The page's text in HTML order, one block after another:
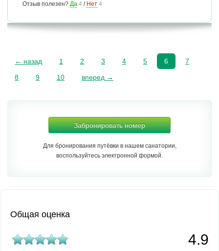
Отзыв полезен? Да 4 / Нет 4
← назад 1 2 3 4 5 6 7
8 9 10 вперед →
Забронировать номер
Для бронирования путёвки в нашем санатории,
воспользуйтесь электронной формой.
Общая оценка
4.9